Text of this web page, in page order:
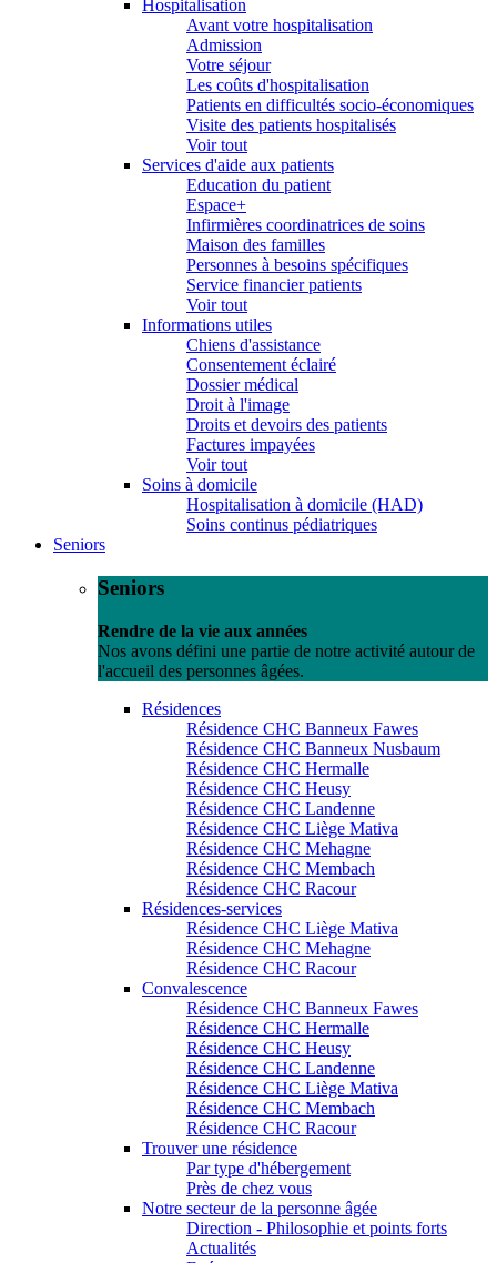
Hospitalisation
Avant votre hospitalisation
Admission
Votre séjour
Les coûts d'hospitalisation
Patients en difficultés socio-économiques
Visite des patients hospitalisés
Voir tout
Services d'aide aux patients
Education du patient
Espace+
Infirmières coordinatrices de soins
Maison des familles
Personnes à besoins spécifiques
Service financier patients
Voir tout
Informations utiles
Chiens d'assistance
Consentement éclairé
Dossier médical
Droit à l'image
Droits et devoirs des patients
Factures impayées
Voir tout
Soins à domicile
Hospitalisation à domicile (HAD)
Soins continus pédiatriques
Seniors
Seniors
Rendre de la vie aux années
Nos avons défini une partie de notre activité autour de
l'accueil des personnes âgées.
Résidences
Résidence CHC Banneux Fawes
Résidence CHC Banneux Nusbaum
Résidence CHC Hermalle
Résidence CHC Heusy
Résidence CHC Landenne
Résidence CHC Liège Mativa
Résidence CHC Mehagne
Résidence CHC Membach
Résidence CHC Racour
Résidences-services
Résidence CHC Liège Mativa
Résidence CHC Mehagne
Résidence CHC Racour
Convalescence
Résidence CHC Banneux Fawes
Résidence CHC Hermalle
Résidence CHC Heusy
Résidence CHC Landenne
Résidence CHC Liège Mativa
Résidence CHC Membach
Résidence CHC Racour
Trouver une résidence
Par type d'hébergement
Près de chez vous
Notre secteur de la personne âgée
Direction - Philosophie et points forts
Actualités